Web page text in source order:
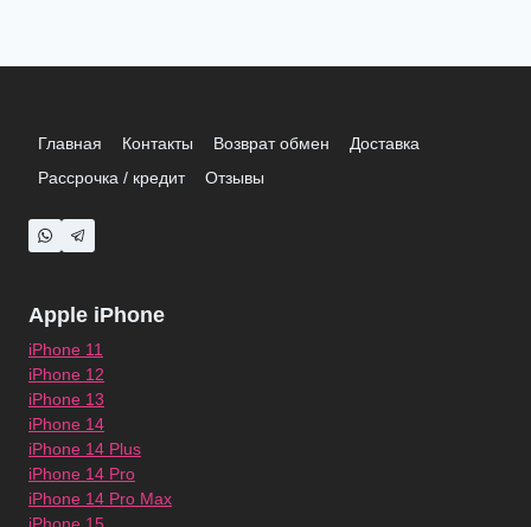
Главная Контакты Возврат обмен
Доставка
Рассрочка / кредит
Отзывы
Apple iPhone
iPhone 11
iPhone 12
iPhone 13
iPhone 14
iPhone 14 Plus
iPhone 14 Pro
iPhone 14 Pro Max